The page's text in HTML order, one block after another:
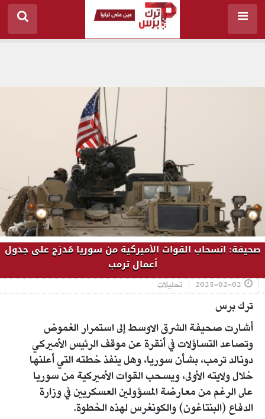
صحيفة: انسحاب القوات الأميركية من سوريا مُدرَج على جدول
أعمال ترمب
2025-02-02 تحليلات
ترك برس
أشارت صحيفة الشرق الاوسط إلى استمرار الغموض
وتصاعد التساؤلات في أنقرة عن موقف الرئيس الأميركي
دونالد ترمب، بشأن سوريا، وهل ينفذ خطته التي أعلنها
خلال ولايته الأولى، ويسحب القوات الأميركية من سوريا
على الرغم من معارضة المسؤولين العسكريين في وزارة
الدفاع (البنتاغون) والكونغرس لهذه الخطوة.